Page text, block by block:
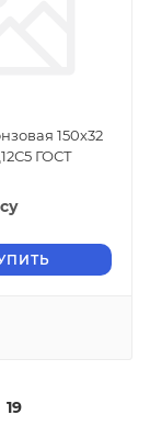
150х32
ГОСТ
19